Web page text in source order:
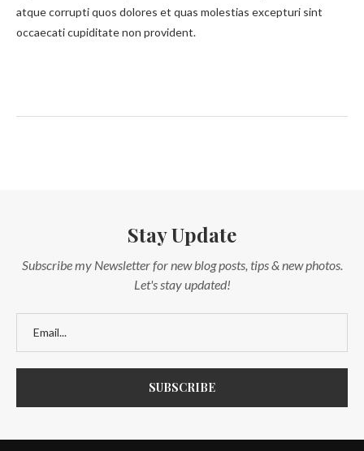
atque corrupti quos dolores et quas molestias excepturi sint
occaecati cupiditate non provident.
Stay Update
Subscribe my Newsletter for new blog posts, tips & new photos.
Let's stay updated!